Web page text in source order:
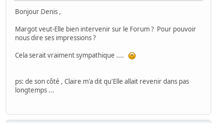
Bonjour Denis ,
Margot veut-Elle bien intervenir sur le Forum ? Pour pouvoir
nous dire ses impressions ?
Cela serait vraiment sympathique ....
ps: de son côté , Claire m'a dit qu'Elle allait revenir dans pas
longtemps ...